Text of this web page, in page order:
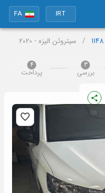
IRT
FA
1148
/ سیتروئن الیزه - 2020
3
بررسی
4
پرداخت